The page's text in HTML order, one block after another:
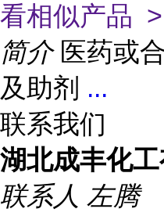
看相似产品 >
简介 医药或
及助剂 ...
联系我们
湖北成丰化工
联系人 左腾